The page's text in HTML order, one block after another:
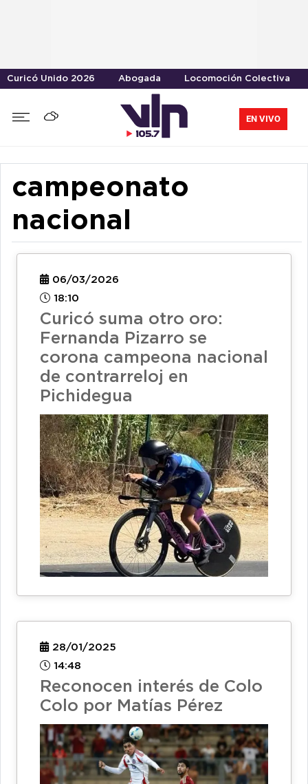
Curicó Unido 2026 Abogada Locomoción Colectiva
EN VIVO
campeonato
nacional
06/03/2026
18:10
Curicó suma otro oro:
Fernanda Pizarro se
corona campeona nacional
de contrarreloj en
Pichidegua
28/01/2025
14:48
Reconocen interés de Colo
Colo por Matías Pérez